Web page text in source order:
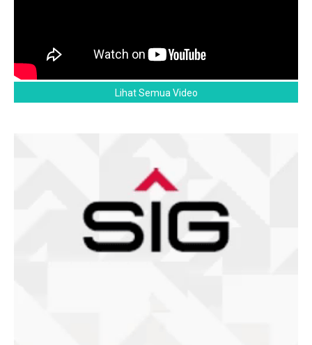
Lihat Semua Video